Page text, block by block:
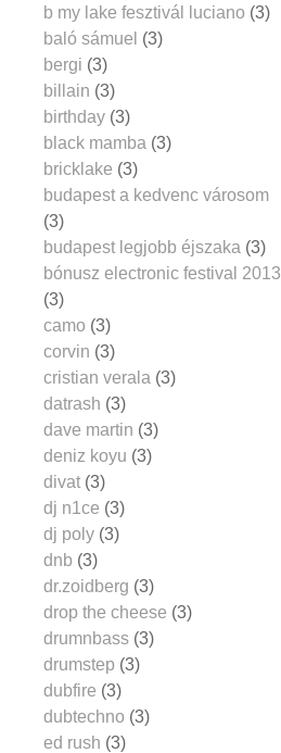
b my lake fesztivál luciano (3)
baló sámuel (3)
bergi (3)
billain (3)
birthday (3)
black mamba (3)
bricklake (3)
budapest a kedvenc városom
(3)
budapest legjobb éjszaka (3)
bónusz electronic festival 2013
(3)
camo (3)
corvin (3)
cristian verala (3)
datrash (3)
dave martin (3)
deniz koyu (3)
divat (3)
dj n1ce (3)
dj poly (3)
dnb (3)
dr.zoidberg (3)
drop the cheese (3)
drumnbass (3)
drumstep (3)
dubfire (3)
dubtechno (3)
ed rush (3)